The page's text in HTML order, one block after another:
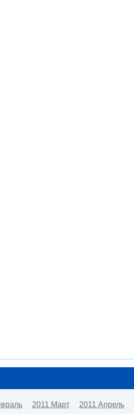
2011 Март 2011 Апрель